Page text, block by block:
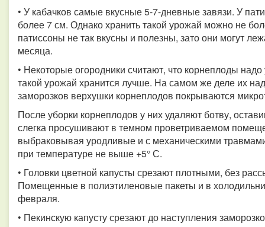
• У кабачков самые вкусные 5-7-дневные завязи. У
более 7 см. Однако хранить такой урожай можно не
патиссоны не так вкусны и полезны, зато они могут
месяца.
• Некоторые огородники считают, что корнеплоды
такой урожай хранится лучше. На самом же деле их
заморозков верхушки корнеплодов покрываются
После уборки корнеплодов у них удаляют ботву,
слегка просушивают в темном проветриваемом
выбраковывая уродливые и с механическими
при температуре не выше +5° С.
• Головки цветной капусты срезают плотными, без
Помещенные в полиэтиленовые пакеты и в
февраля.
• Пекинскую капусту срезают до наступления